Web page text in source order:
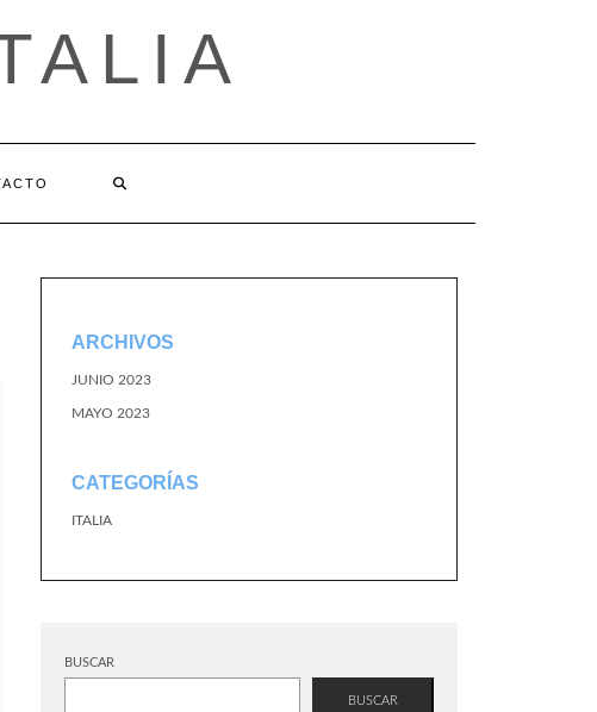
ARCHIVOS
JUNIO 2023
MAYO 2023
CATEGORÍAS
ITALIA
BUSCAR
BUSCAR